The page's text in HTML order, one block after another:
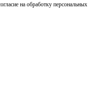
на обработку персональных